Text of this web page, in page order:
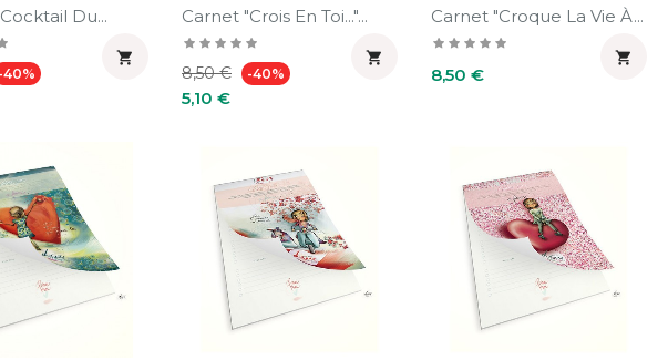
"Cocktail Du...
-40%

Carnet "crois En Toi..."...
Prix
habituel
8,50 € -40%
5,10 €

Carnet "Croque La Vie À...
Prix
8,50 €
